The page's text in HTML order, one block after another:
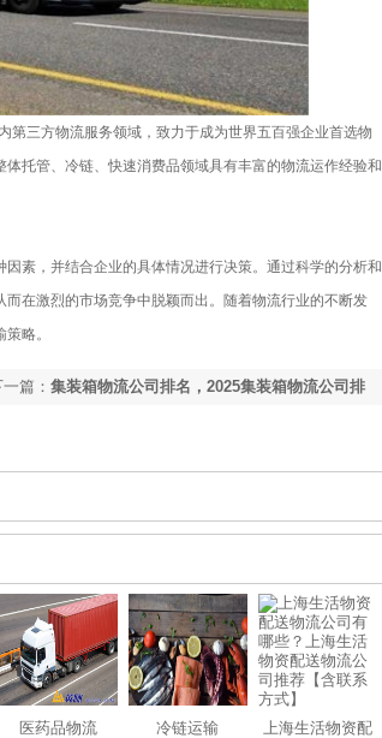
三方物流服务领域，致力于成为世界五百强企业首选物
托管、冷链、快速消费品领域具有丰富的物流运作经验和
因素，并结合企业的具体情况进行决策。通过科学的分析和
在激烈的市场竞争中脱颖而出。随着物流行业的不断发
略。
篇： 集装箱物流公司排名，2025集装箱物流公司排
医药品物流 冷链运输
上海生活物资配